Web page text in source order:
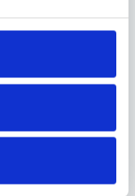
ir pridengtas
akmenys, o
iš rąstų